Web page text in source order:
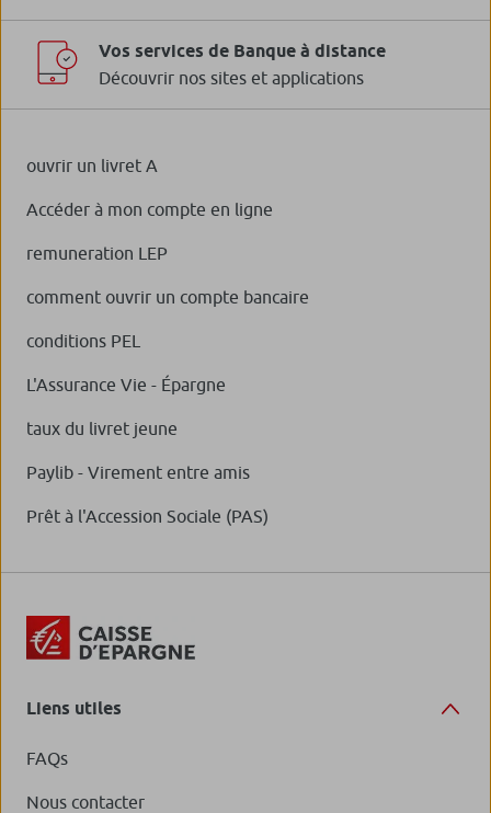
Vos services de Banque à distance
Découvrir nos sites et applications
ouvrir un livret A
Accéder à mon compte en ligne
remuneration LEP
comment ouvrir un compte bancaire
conditions PEL
L'Assurance Vie - Épargne
taux du livret jeune
Paylib - Virement entre amis
Prêt à l'Accession Sociale (PAS)
Liens utiles
FAQs
Nous contacter